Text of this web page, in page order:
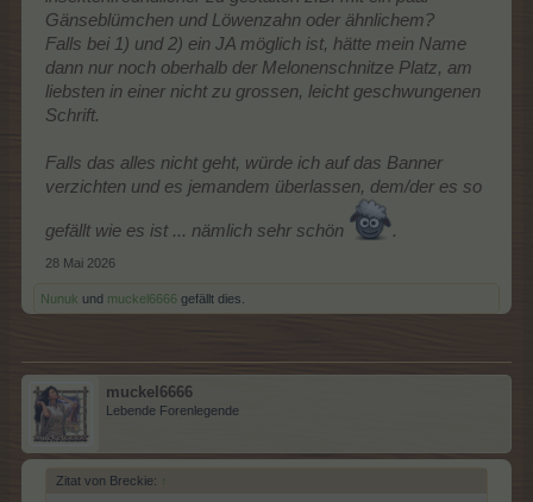
Gänseblümchen und Löwenzahn oder ähnlichem?
Falls bei 1) und 2) ein JA möglich ist, hätte mein Name
dann nur noch oberhalb der Melonenschnitze Platz, am
liebsten in einer nicht zu grossen, leicht geschwungenen
Schrift.
Falls das alles nicht geht, würde ich auf das Banner
verzichten und es jemandem überlassen, dem/der es so
gefällt wie es ist ... nämlich sehr schön .
28 Mai 2026
Nunuk und muckel6666 gefällt dies.
muckel6666
Lebende Forenlegende
Zitat von Breckie: ↑